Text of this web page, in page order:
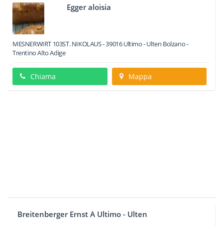
Egger aloisia
MESNERWIRT 103ST. NIKOLAUS-39016Ultimo - Ulten Bolzano -
Trentino Alto Adige
Chiama Mappa
Breitenberger Ernst A Ultimo - Ulten